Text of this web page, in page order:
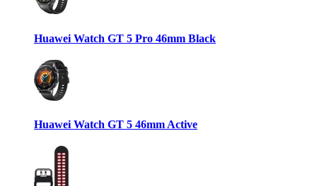
Huawei Watch GT 5 Pro 46mm Black
Huawei Watch GT 5 46mm Active